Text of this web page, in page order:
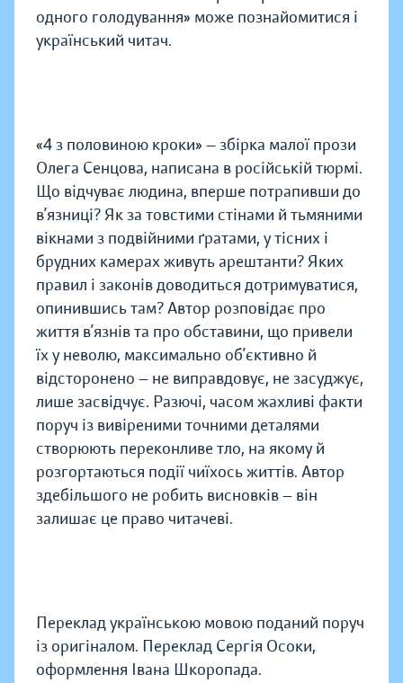
одного голодування» може познайомитися і
україн­ський читач.
«4 з половиною кроки» — збірка малої прози
Олега Сенцова, написана в російській тюрмі.
Що відчуває людина, вперше потрапивши до
в’язниці? Як за товстими стінами й тьмяними
вікнами з подвійними ґратами, у тісних і
брудних камерах живуть арештанти? Яких
правил і законів доводиться дотримуватися,
опинившись там? Автор розповідає про
життя в’язнів та про обставини, що привели
їх у неволю, максимально об’єктивно й
відсторонено — не виправдовує, не засуджує,
лише засвідчує. Разючі, часом жахливі факти
поруч із вивіреними точними деталями
створюють переконливе тло, на якому й
розгортаються події чиїхось життів. Автор
здебільшого не робить висновків — він
залишає це право читачеві.
Переклад українською мовою поданий поруч
із оригіналом. Переклад Сергія Осоки,
оформлення Івана Шкоропада.